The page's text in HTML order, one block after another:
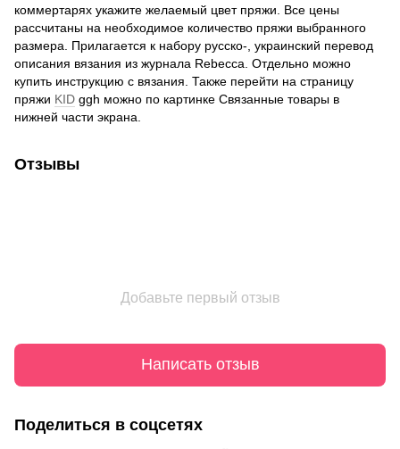
коммертарях укажите желаемый цвет пряжи. Все цены
рассчитаны на необходимое количество пряжи выбранного
размера. Прилагается к набору русско-, украинский перевод
описания вязания из журнала Rebecca. Отдельно можно
купить инструкцию с вязания. Также перейти на страницу
пряжи KID ggh можно по картинке Связанные товары в
нижней части экрана.
Отзывы
Добавьте первый отзыв
Написать отзыв
Поделиться в соцсетях